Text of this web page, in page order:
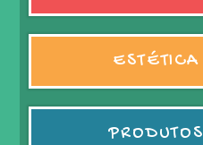
ESTÉTICA
PRODUTOS